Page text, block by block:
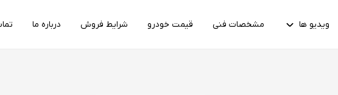
ویدیو ها مشخصات فنی قیمت خودرو شرایط فروش درباره ما